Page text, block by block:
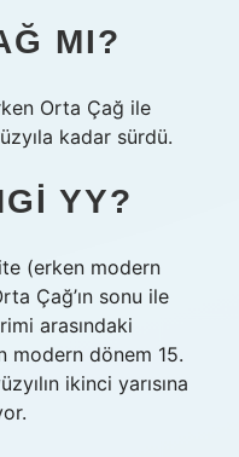
MI?
Orta Çağ ile
kadar sürdü.
YY?
(erken modern
Çağ’ın sonu ile
arasındaki
modern dönem 15.
ikinci yarısına